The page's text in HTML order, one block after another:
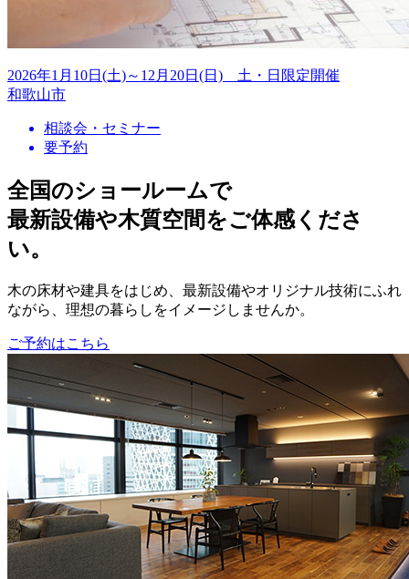
2026年1月10日(土)～12月20日(日) 土・日限定開催
和歌山市
相談会・セミナー
要予約
全国のショールームで
最新設備や木質空間をご体感くださ
い。
木の床材や建具をはじめ、最新設備やオリジナル技術にふれ
ながら、理想の暮らしをイメージしませんか。
ご予約はこちら